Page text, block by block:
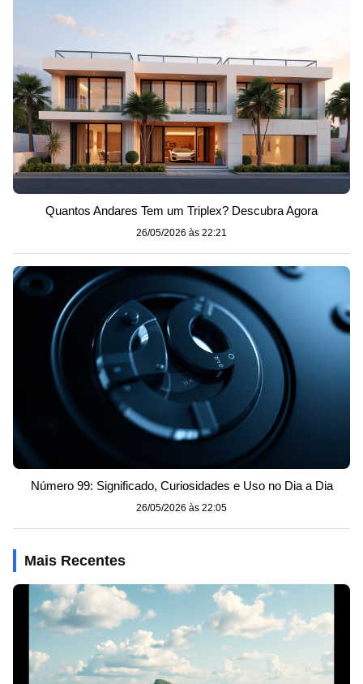
Quantos Andares Tem um Triplex? Descubra Agora
26/05/2026 às 22:21
Número 99: Significado, Curiosidades e Uso no Dia a Dia
26/05/2026 às 22:05
Mais Recentes